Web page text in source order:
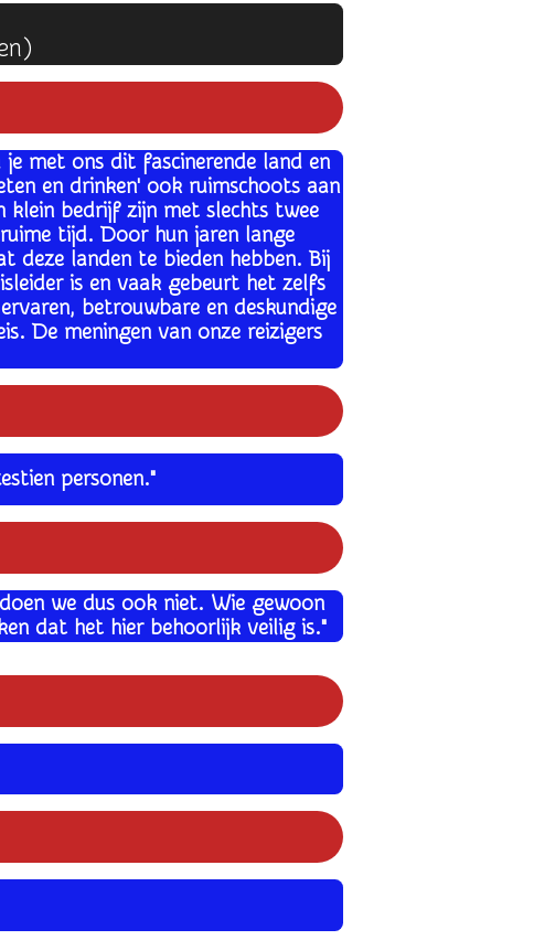
met ons dit fascinerende land en
en drinken' ook ruimschoots aan
klein bedrijf zijn met slechts twee
tijd. Door hun jaren lange
deze landen te bieden hebben. Bij
is en vaak gebeurt het zelfs
betrouwbare en deskundige
De meningen van onze reizigers
personen."
we dus ook niet. Wie gewoon
dat het hier behoorlijk veilig is."